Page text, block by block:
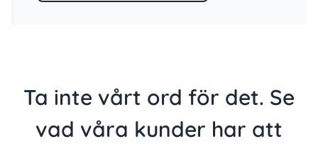
Ta inte vårt ord för det. Se
vad våra kunder har att